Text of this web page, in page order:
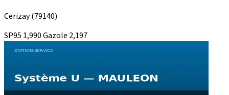
Cerizay(79140)
SP95 1,990Gazole 2,197